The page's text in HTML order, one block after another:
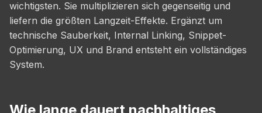
wichtigsten. Sie multiplizieren sich gegenseitig und
liefern die größten Langzeit-Effekte. Ergänzt um
technische Sauberkeit, Internal Linking, Snippet-
Optimierung, UX und Brand entsteht ein vollständiges
System.